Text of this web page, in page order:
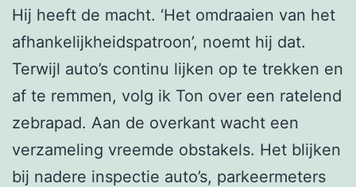
Hij heeft de macht. ‘Het omdraaien van het
afhankelijkheidspatroon’, noemt hij dat.
Terwijl auto’s continu lijken op te trekken en
af te remmen, volg ik Ton over een ratelend
zebrapad. Aan de overkant wacht een
verzameling vreemde obstakels. Het blijken
bij nadere inspectie auto’s, parkeermeters